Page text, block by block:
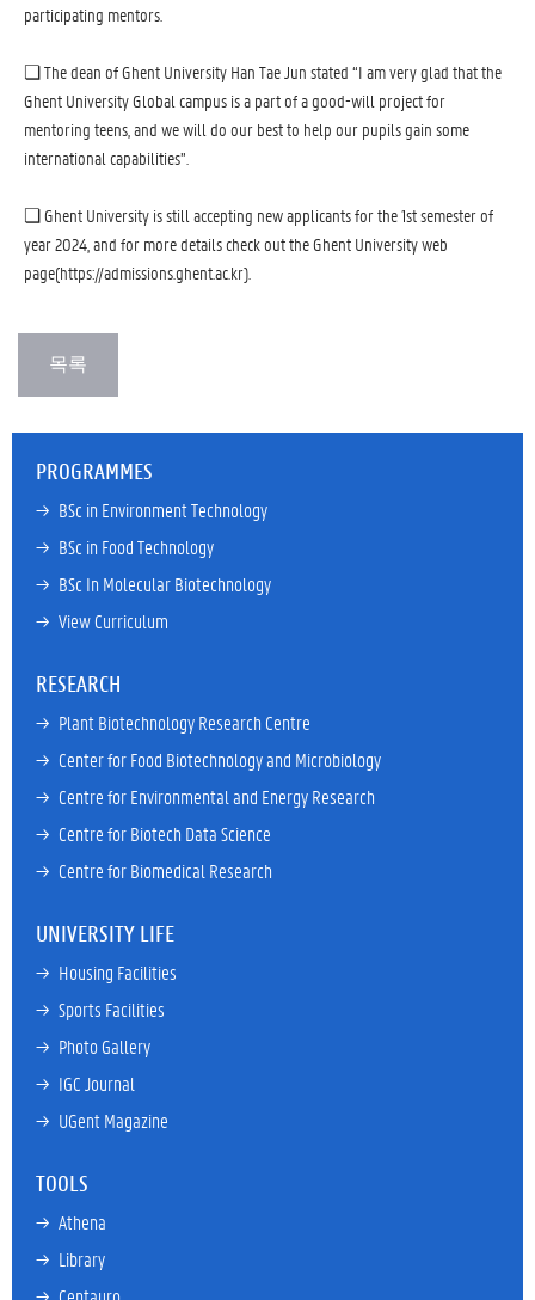
participating mentors.
❏ The dean of Ghent University Han Tae Jun stated “I am very glad that the
Ghent University Global campus is a part of a good-will project for
mentoring teens, and we will do our best to help our pupils gain some
international capabilities”.
❏ Ghent University is still accepting new applicants for the 1st semester of
year 2024, and for more details check out the Ghent University web
page(https://admissions.ghent.ac.kr).
PROGRAMMES
→ BSc in Environment Technology
→ BSc in Food Technology
→ BSc In Molecular Biotechnology
→ View Curriculum
RESEARCH
→ Plant Biotechnology Research Centre
→ Center for Food Biotechnology and Microbiology
→ Centre for Environmental and Energy Research
→ Centre for Biotech Data Science
→ Centre for Biomedical Research
UNIVERSITY LIFE
→ Housing Facilities
→ Sports Facilities
→ Photo Gallery
→ IGC Journal
→ UGent Magazine
TOOLS
→ Athena
→ Library